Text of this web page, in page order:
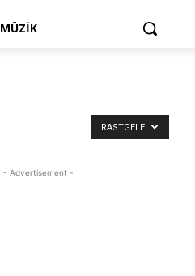
MÜZIK
RASTGELE
- Advertisement -